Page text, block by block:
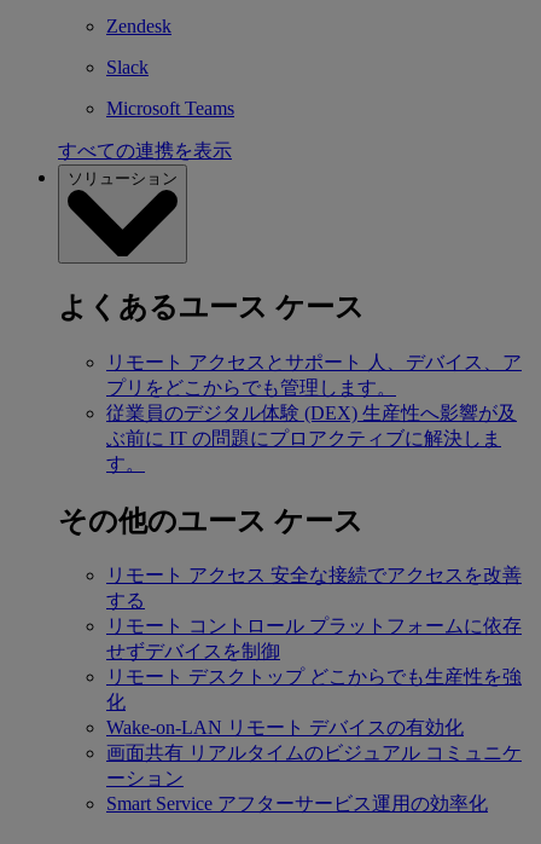
Zendesk
Slack
Microsoft Teams
すべての連携を表示
ソリューション
よくあるユース ケース
リモート アクセスとサポート
人、デバイス、ア
プリをどこからでも管理します。
従業員のデジタル体験 (DEX) 生産性へ影響が及
ぶ前に IT の問題にプロアクティブに解決しま
す。
その他のユース ケース
リモート アクセス 安全な接続でアクセスを改善
する
リモート コントロール プラットフォームに依存
せずデバイスを制御
リモート デスクトップ どこからでも生産性を強
化
Wake-on-LAN リモート デバイスの有効化
画面共有 リアルタイムのビジュアル コミュニケ
ーション
Smart Service アフターサービス運用の効率化